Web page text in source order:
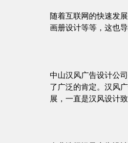
随着互联网的快速发
画册设计等等，这也
中山汉风广告设计公司
了广泛的肯定。汉风
展，一直是汉风设计